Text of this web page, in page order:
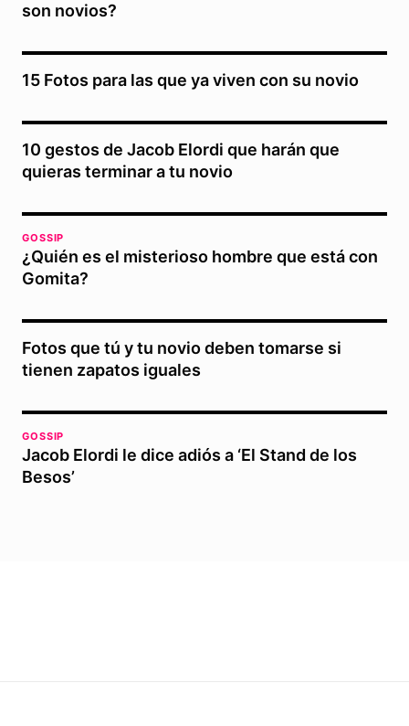
son novios?
15 Fotos para las que ya viven con su novio
10 gestos de Jacob Elordi que harán que
quieras terminar a tu novio
GOSSIP
¿Quién es el misterioso hombre que está con
Gomita?
Fotos que tú y tu novio deben tomarse si
tienen zapatos iguales
GOSSIP
Jacob Elordi le dice adiós a ‘El Stand de los
Besos’